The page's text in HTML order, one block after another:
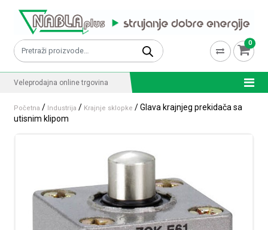
Pretraži: 0
Veleprodajna online trgovina
Početna / Industrija / Krajnje sklopke / Glava krajnjeg prekidača sa
utisnim klipom